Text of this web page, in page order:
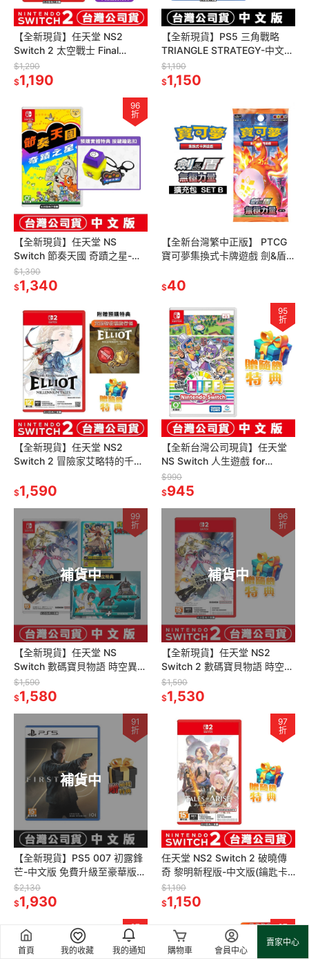
首頁 我的收藏 我的通知 購物車 會員中心
賣家中心
【全新現貨】任天堂 NS2
Switch 2 太空戰士 Final
Fantasy VII 重生-中文版(鑰匙
卡)
$1,290
$1,190
【全新現貨】PS5 三角戰略
TRIANGLE STRATEGY-中文版
[夢遊館]
$1,190
$1,150
96
折
【全新現貨】任天堂 NS
Switch 節奏天國 奇蹟之星-中
文版[夢遊館] 節奏 淳君 按鍵鑰
匙扣
$1,390
$1,340
【全新台灣繁中正版】 PTCG
寶可夢集換式卡牌遊戲 劍&盾
$40
【全新現貨】任天堂 NS2
Switch 2 冒險家艾略特的千年
$1,590
95
折
【全新台灣公司現貨】任天堂
NS Switch 人生遊戲 for
Nintendo Switch -中文版 [夢
遊館]
$990
$945
補貨中
99
折
【全新現貨】任天堂 NS
Switch 數碼寶貝物語 時空異
客-中文版[夢遊館]
$1,590
$1,580
補貨中
96
折
【全新現貨】任天堂 NS2
Switch 2 數碼寶貝物語 時空異
客-中文版[夢遊館]
$1,590
$1,530
補貨中
91
折
【全新現貨】PS5 007 初露鋒
芒-中文版 免費升級至豪華版
[夢遊館] 特務 詹姆士龐德
James Bond
$2,130
$1,930
97
折
任天堂 NS2 Switch 2 破曉傳
奇 黎明新程版-中文版(鑰匙卡)
[夢遊館]
$1,190
$1,150
97
折
97
折